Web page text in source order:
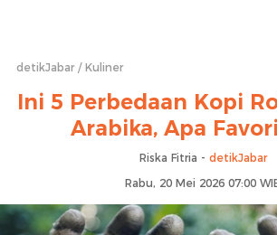
detikJabar Kuliner
Ini 5 Perbedaan Kopi
Arabika, Apa
Riska Fitria - detikJabar
Rabu, 20 Mei 2026 07:00